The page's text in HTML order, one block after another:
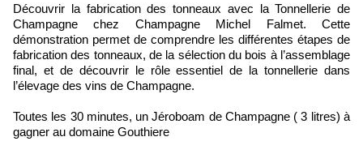
Découvrir la fabrication des tonneaux avec la Tonnellerie de
Champagne chez Champagne Michel Falmet. Cette
démonstration permet de comprendre les différentes étapes de
fabrication des tonneaux, de la sélection du bois à l’assemblage
final, et de découvrir le rôle essentiel de la tonnellerie dans
l’élevage des vins de Champagne.
Toutes les 30 minutes, un Jéroboam de Champagne ( 3 litres) à
gagner au domaine Gouthiere